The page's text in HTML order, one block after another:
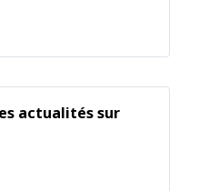
actualités sur